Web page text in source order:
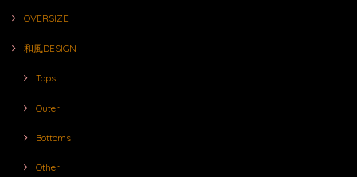
OVERSIZE
和風DESIGN
Tops
Outer
Bottoms
Other